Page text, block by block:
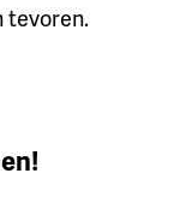
tevoren.